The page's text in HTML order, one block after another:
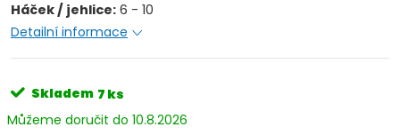
Háček / jehlice: 6 - 10
Detailní informace
Skladem 7 ks
10.8.2026